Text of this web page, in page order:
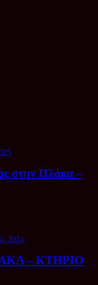
στην Πλάκα –
2024
– ΚΤΗΡΙΟ